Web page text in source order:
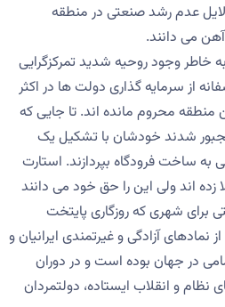
عدم رشد صنعتی در منطقه
می دانند.
خاطر وجود روحیه شدید تمرکزگرایی
از سرمایه گذاری دولت ها در اکثر
منطقه محروم مانده اند. تا جایی که
شدند خودشان با تشکیل یک
ساخت فرودگاه بپردازند. استارت
زده اند ولی این را حق خود می دانند
برای شهری که روزگاری پایتخت
آزادگی و غیرتمندی ایرانیان و
در جهان بوده است و در دوران
نظام و انقلاب ایستاده، دولتمردان